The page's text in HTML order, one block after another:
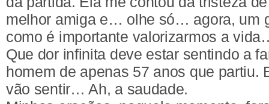
melhor amiga e… olhe só… agora, um
como é importante valorizarmos a
Que dor infinita deve estar sentindo a
homem de apenas 57 anos que partiu.
vão sentir… Ah, a saudade.